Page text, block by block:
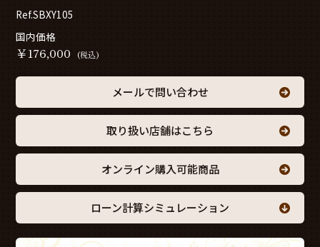
Ref.SBXY105
国内価格
￥176,000 (税込)
メールで問い合わせ
取り扱い店舗はこちら
オンライン購入可能商品
ローン計算シミュレーション